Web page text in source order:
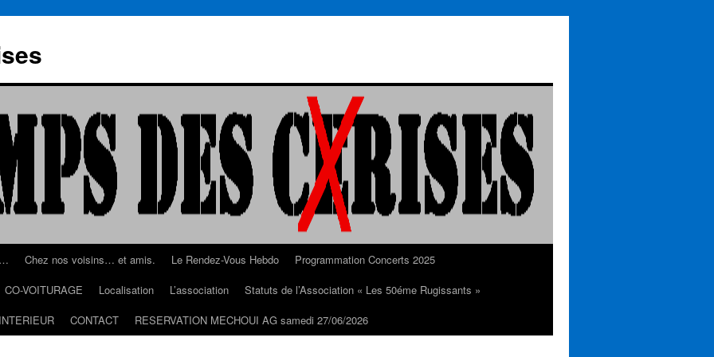
Chez nos voisins… et amis. Le Rendez-Vous Hebdo
Programmation Concerts 2025
CO-VOITURAGE Localisation L’association
Statuts de l’Association « Les 50éme Rugissants »
CONTACT RESERVATION MECHOUI AG samedi 27/06/2026